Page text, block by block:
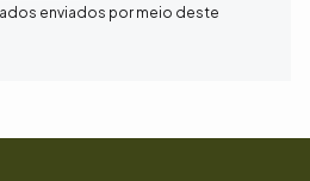
enviados por meio deste